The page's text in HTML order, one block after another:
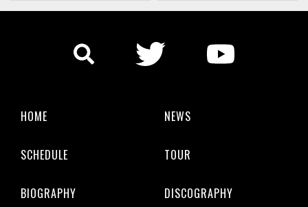
HOME NEWS
SCHEDULE TOUR
BIOGRAPHY DISCOGRAPHY